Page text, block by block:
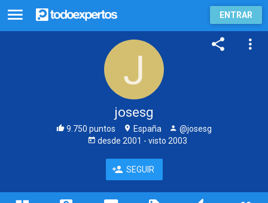
ENTRAR
josesg
9.750 puntos España
@josesg
desde 2001 - visto 2003
SEGUIR